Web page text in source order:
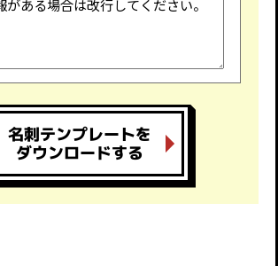
名刺テンプレートを
ダウンロードする